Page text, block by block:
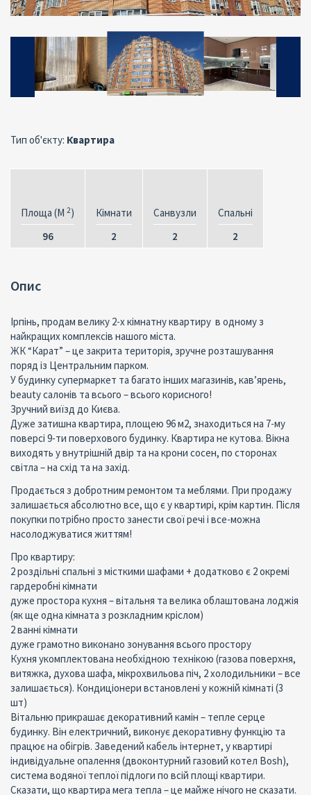
Тип об'єкту: Квартира
Площа (M 2)
96
Кімнати
2
Санвузли
2
Спальні
2
Опис
Ірпінь, продам велику 2-х кімнатну квартиру в одному з
найкращих комплексів нашого міста.
ЖК “Карат” – це закрита територія, зручне розташування
поряд із Центральним парком.
У будинку супермаркет та багато інших магазинів, кав’ярень,
beauty салонів та всього – всього корисного!
Зручний виїзд до Києва.
Дуже затишна квартира, площею 96 м2, знаходиться на 7-му
поверсі 9-ти поверхового будинку. Квартира не кутова. Вікна
виходять у внутрішній двір та на крони сосен, по сторонах
світла – на схід та на захід.
Продається з добротним ремонтом та меблями. При продажу
залишається абсолютно все, що є у квартирі, крім картин. Після
покупки потрібно просто занести свої речі і все-можна
насолоджуватися життям!
Про квартиру:
2 роздільні спальні з місткими шафами + додатково є 2 окремі
гардеробні кімнати
дуже простора кухня – вітальня та велика облаштована лоджія
(як ще одна кімната з розкладним кріслом)
2 ванні кімнати
дуже грамотно виконано зонування всього простору
Кухня укомплектована необхідною технікою (газова поверхня,
витяжка, духова шафа, мікрохвильова піч, 2 холодильники – все
залишається). Кондиціонери встановлені у кожній кімнаті (3
шт)
Вітальню прикрашає декоративний камін – тепле серце
будинку. Він електричний, виконує декоративну функцію та
працює на обігрів. Заведений кабель інтернет, у квартирі
індивідуальне опалення (двоконтурний газовий котел Bosh),
система водяної теплої підлоги по всій площі квартири.
Сказати, що квартира мега тепла – це майже нічого не сказати.